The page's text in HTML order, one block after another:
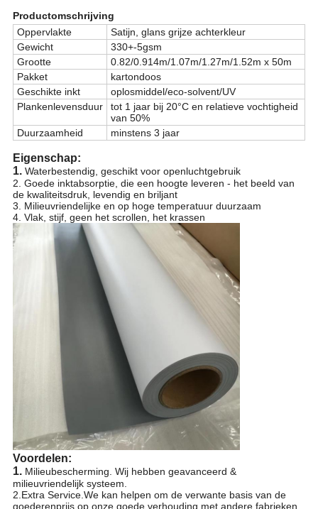
Productomschrijving
Oppervlakte
Satijn, glans grijze achterkleur
Gewicht
330+-5gsm
Grootte
0.82/0.914m/1.07m/1.27m/1.52m x 50m
Pakket
kartondoos
Geschikte inkt
oplosmiddel/eco-solvent/UV
Plankenlevensduur
tot 1 jaar bij 20°C en relatieve vochtigheid
van 50%
Duurzaamheid
minstens 3 jaar
Eigenschap:
1. Waterbestendig, geschikt voor openluchtgebruik
2. Goede inktabsorptie, die een hoogte leveren - het beeld van
de kwaliteitsdruk, levendig en briljant
3. Milieuvriendelijke en op hoge temperatuur duurzaam
4. Vlak, stijf, geen het scrollen, het krassen
Voordelen:
1. Milieubescherming. Wij hebben geavanceerd &
milieuvriendelijk systeem.
2.Extra Service.We kan helpen om de verwante basis van de
goederenprijs op onze goede verhouding met andere fabrieken